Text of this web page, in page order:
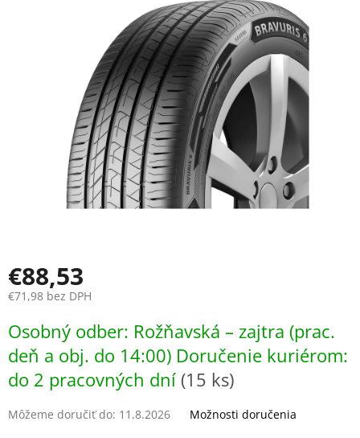
€88,53
€71,98 bez DPH
cena:
Osobný odber: Rožňavská – zajtra (prac.
deň a obj. do 14:00) Doručenie kuriérom:
do 2 pracovných dní (15 ks)
Môžeme doručiť do: 11.8.2026 Možnosti doručenia